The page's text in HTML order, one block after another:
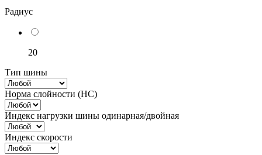
Радиус
20
Тип шины
Норма слойности (НС)
Индекс нагрузки шины одинарная/двойная
Индекс скорости